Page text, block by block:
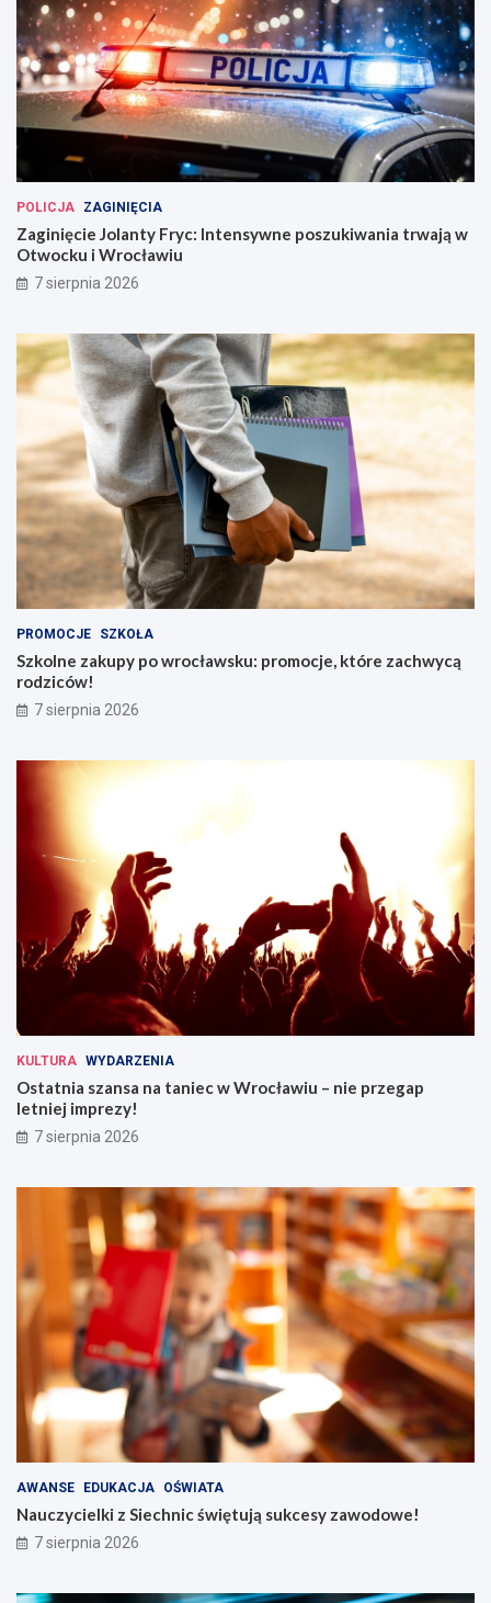
POLICJA ZAGINIĘCIA
Zaginięcie Jolanty Fryc: Intensywne poszukiwania trwają w
Otwocku i Wrocławiu
7 sierpnia 2026
PROMOCJE SZKOŁA
Szkolne zakupy po wrocławsku: promocje, które zachwycą
rodziców!
7 sierpnia 2026
KULTURA WYDARZENIA
Ostatnia szansa na taniec w Wrocławiu – nie przegap
letniej imprezy!
7 sierpnia 2026
AWANSE EDUKACJA OŚWIATA
Nauczycielki z Siechnic świętują sukcesy zawodowe!
7 sierpnia 2026